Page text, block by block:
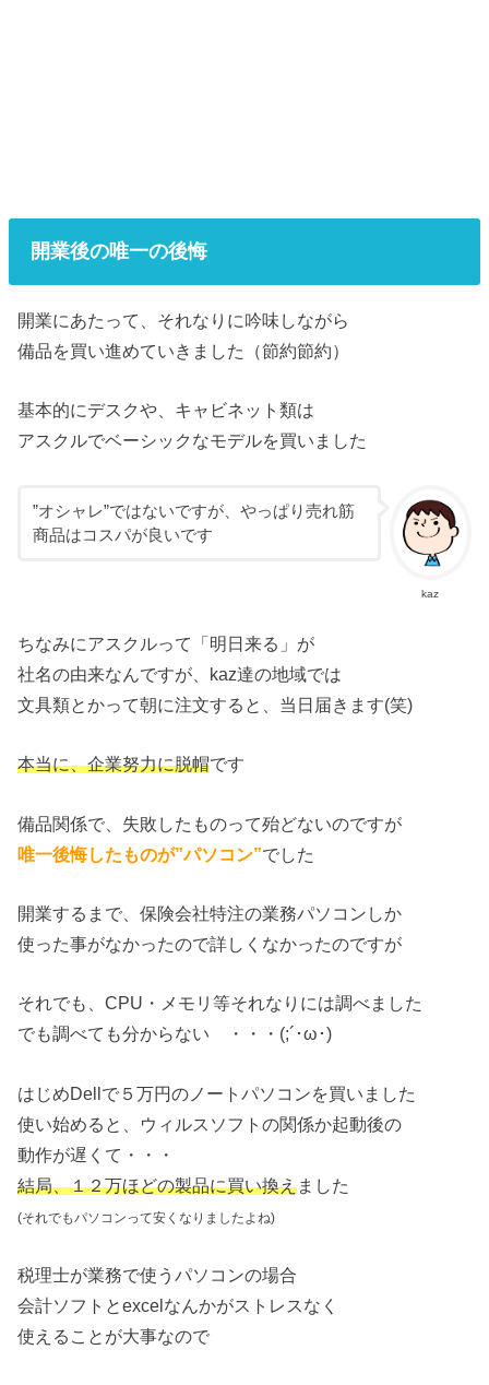
開業後の唯一の後悔
開業にあたって、それなりに吟味しながら
備品を買い進めていきました（節約節約）
基本的にデスクや、キャビネット類は
アスクルでベーシックなモデルを買いました
kaz
”オシャレ”ではないですが、やっぱり売れ筋
商品はコスパが良いです
ちなみにアスクルって「明日来る」が
社名の由来なんですが、kaz達の地域では
文具類とかって朝に注文すると、当日届きます(笑)
本当に、企業努力に脱帽です
備品関係で、失敗したものって殆どないのですが
唯一後悔したものが”パソコン”でした
開業するまで、保険会社特注の業務パソコンしか
使った事がなかったので詳しくなかったのですが
それでも、CPU・メモリ等それなりには調べました
でも調べても分からない ・・・(;´･ω･)
はじめDellで５万円のノートパソコンを買いました
使い始めると、ウィルスソフトの関係か起動後の
動作が遅くて・・・
結局、１２万ほどの製品に買い換えました
(それでもパソコンって安くなりましたよね)
税理士が業務で使うパソコンの場合
会計ソフトとexcelなんかがストレスなく
使えることが大事なので